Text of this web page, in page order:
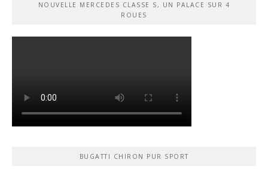
NOUVELLE MERCEDES CLASSE S, UN PALACE SUR 4
ROUES
BUGATTI CHIRON PUR SPORT